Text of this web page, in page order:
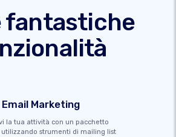
fantastiche
Email Marketing
la tua attività con un pacchetto
utilizzando strumenti di mailing list